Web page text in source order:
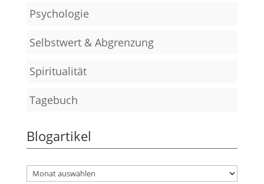
Psychologie
Selbstwert & Abgrenzung
Spiritualität
Tagebuch
Blogartikel